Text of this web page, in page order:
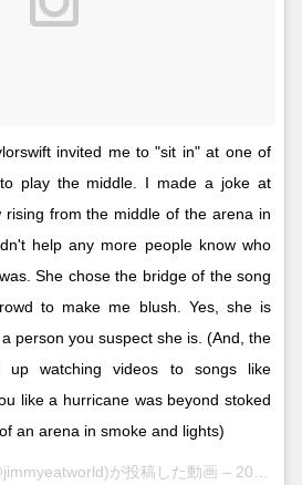
invited me to "sit in" at one of
play the middle. I made a joke at
rising from the middle of the arena in
help any more people know who
She chose the bridge of the song
to make me blush. Yes, she is
person you suspect she is. (And, the
watching videos to songs like
like a hurricane was beyond stoked
an arena in smoke and lights)
が投稿した動画 – 2016 4月 21 9:28午前 PDT